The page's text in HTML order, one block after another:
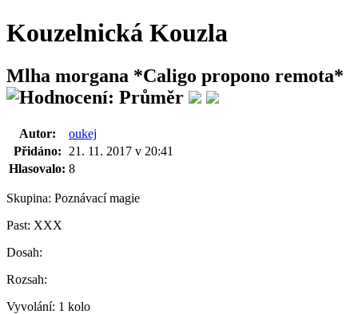
Kouzelnická Kouzla
Mlha morgana *Caligo propono remota*
Autor:
oukej
Přidáno:
21. 11. 2017 v 20:41
Hlasovalo: 8
Skupina: Poznávací magie
Past: XXX
Dosah:
Rozsah:
Vyvolání: 1 kolo